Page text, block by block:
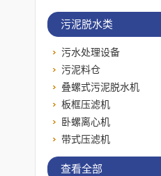
污泥脱水类
污水处理设备
污泥料仓
叠螺式污泥脱水机
板框压滤机
卧螺离心机
带式压滤机
查看全部